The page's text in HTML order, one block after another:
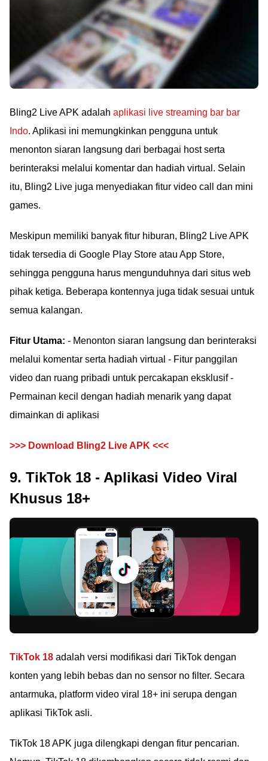
Bling2 Live APK adalah aplikasi live streaming bar bar
Indo. Aplikasi ini memungkinkan pengguna untuk
menonton siaran langsung dari berbagai host serta
berinteraksi melalui komentar dan hadiah virtual. Selain
itu, Bling2 Live juga menyediakan fitur video call dan mini
games.
Meskipun memiliki banyak fitur hiburan, Bling2 Live APK
tidak tersedia di Google Play Store atau App Store,
sehingga pengguna harus mengunduhnya dari situs web
pihak ketiga. Beberapa kontennya juga tidak sesuai untuk
semua kalangan.
Fitur Utama: - Menonton siaran langsung dan berinteraksi
melalui komentar serta hadiah virtual - Fitur panggilan
video dan ruang pribadi untuk percakapan eksklusif -
Permainan kecil dengan hadiah menarik yang dapat
dimainkan di aplikasi
>>> Download Bling2 Live APK <<<
9. TikTok 18 - Aplikasi Video Viral
Khusus 18+
TikTok 18 adalah versi modifikasi dari TikTok dengan
konten yang lebih bebas dan no sensor no filter. Secara
antarmuka, platform video viral 18+ ini serupa dengan
aplikasi TikTok asli.
TikTok 18 APK juga dilengkapi dengan fitur pencarian.